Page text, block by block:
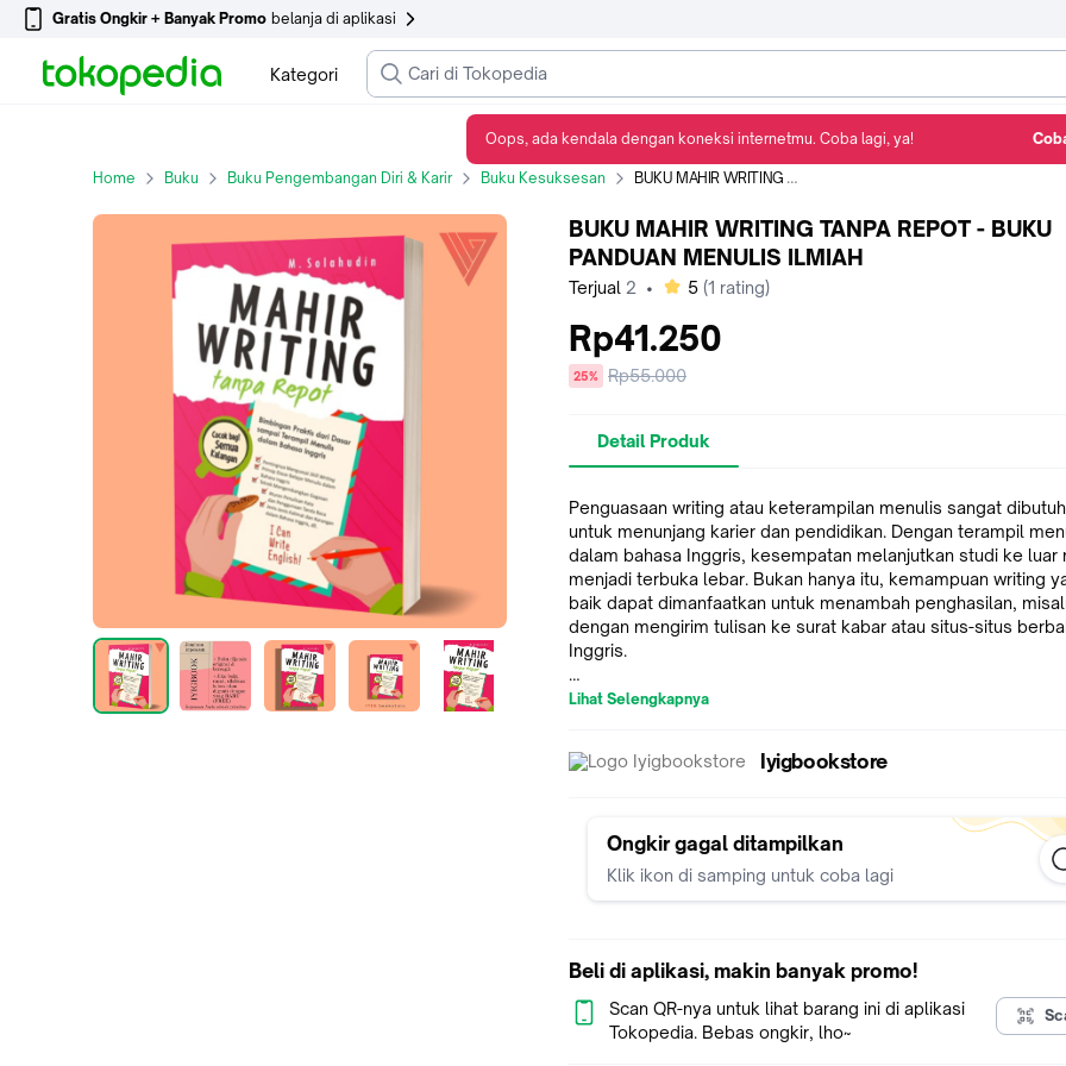
Gratis Ongkir + Banyak Promo belanja di aplikasi
Kategori
Home Buku Buku Pengembangan Diri & Karir Buku Kesuksesan BUKU MAHIR WRITING TANPA REPOT - BUKU PANDUAN MENULIS ILMIAH
BUKU MAHIR WRITING TANPA REPOT - BUKU
PANDUAN MENULIS ILMIAH
Terjual 2 • bintang
5 (1 rating)
Rp41.250
diskon
25%
Harga
Rp55.000
Detail Produk
Penguasaan writing atau keterampilan menulis sangat
untuk menunjang karier dan pendidikan. Dengan terampil
dalam bahasa Inggris, kesempatan melanjutkan studi ke luar
menjadi terbuka lebar. Bukan hanya itu, kemampuan writing
baik dapat dimanfaatkan untuk menambah penghasilan,
dengan mengirim tulisan ke surat kabar atau situs-situs
Inggris.
(mendengarkan), serta reading (membaca). Hal ini bisa
harus diperhatikan. Lantas, bagaimana solusinya?
Inilah saat yang tepat bagi Anda untuk membaca buku ini!
dijadikan pengantar bagi siapa pun yang ingin mahir menulis
bahasa Inggris. Setiap materi di dalamnya bersumber dari
pengalaman penulis. Hal tersebut merupakan nilai tambah
memberi perspektif baru dalam meningkatkan keterampilan
Lihat Selengkapnya
Iyigbookstore
Ongkir gagal ditampilkan
Klik ikon di samping untuk coba lagi
Beli di aplikasi, makin banyak promo!
Scan QR-nya untuk lihat barang ini di aplikasi
Tokopedia. Bebas ongkir, lho~
Oops, ada kendala dengan koneksi internetmu. Coba lagi, ya!